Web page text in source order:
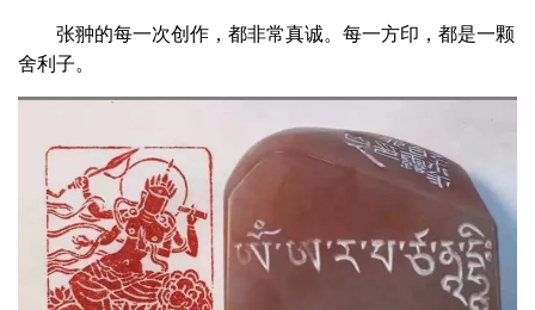
张翀的每一次创作，都非常真诚。每一方印，都是一颗
舍利子。